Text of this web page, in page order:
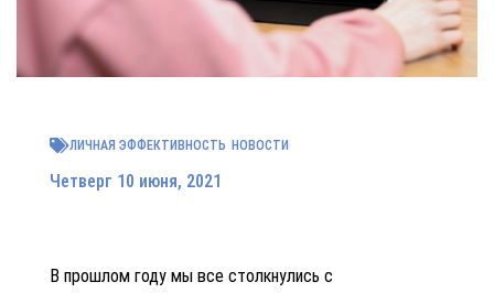
ЛИЧНАЯ ЭФФЕКТИВНОСТЬ НОВОСТИ
Четверг 10 июня, 2021
В прошлом году мы все столкнулись с